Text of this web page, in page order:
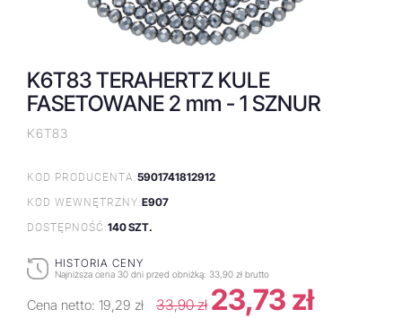
K6T83 TERAHERTZ KULE
FASETOWANE 2 mm - 1 SZNUR
K6T83
KOD PRODUCENTA:5901741812912
KOD WEWNĘTRZNY:E907
DOSTĘPNOŚĆ:140 SZT.
HISTORIA CENY
Najniższa cena 30 dni przed obniżką: 33,90 zł brutto
Cena netto: 19,29 zł 33,90 zł 23,73 zł